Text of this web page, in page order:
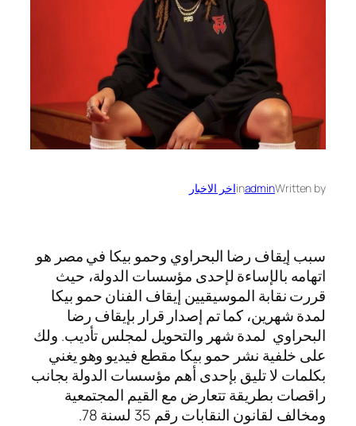
Written by
admin
inاخر الاخبار
سبب إيقاف رضا البحراوي وحمو بيكا في مصر هو
اتهامه بالإساءة لإحدى مؤسسات الدولة، حيث
قررت نقابة الموسيقيين إيقاف الفنان حمو بيكا
لمدة شهرين، كما تم إصدار قرار بإيقاف رضا
البحراوي لمدة شهر والتحويل لمجلس تأديب. ولك
على خلفية نشر حمو بيكا مقطع فيديو وهو يغني
بكلمات لا تليق بإحدى أهم مؤسسات الدولة بجانب
راقصات بطريقة تتعارض مع القيم المجتمعية
ومخالف لقانون النقابات رقم 35 لسنة 78.